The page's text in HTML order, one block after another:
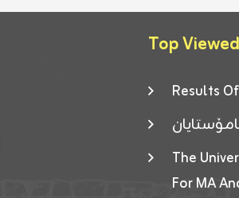
Top
Results
The
For MA